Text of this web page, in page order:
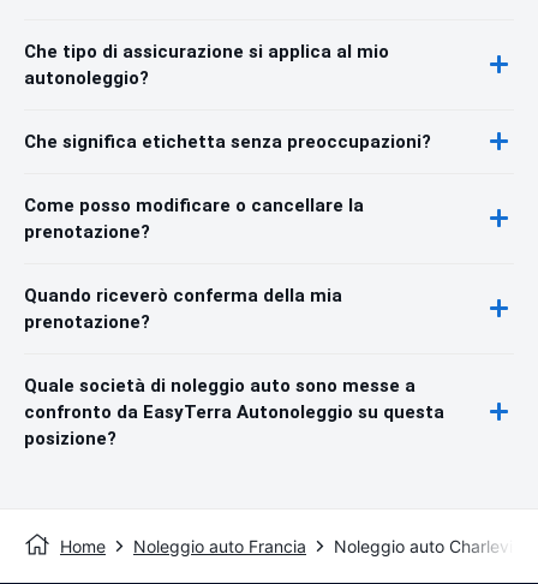
Che tipo di assicurazione si applica al mio
autonoleggio?
Che significa etichetta senza preoccupazioni?
Come posso modificare o cancellare la
prenotazione?
Quando riceverò conferma della mia
prenotazione?
Quale società di noleggio auto sono messe a
confronto da EasyTerra Autonoleggio su questa
posizione?
Home Noleggio auto Francia Noleggio auto